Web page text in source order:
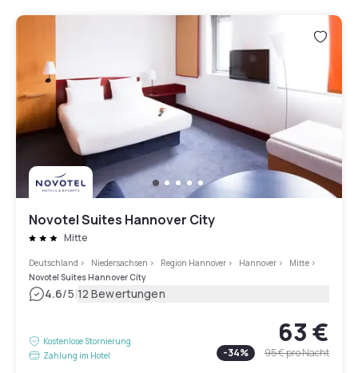
Novotel Suites Hannover City
Mitte
Deutschland > Niedersachsen > Region Hannover > Hannover > Mitte >
Novotel Suites Hannover City
4.6/5|12 Bewertungen
Kostenlose Stornierung
Zahlung im Hotel
63 €
-34% 95 €pro Nacht